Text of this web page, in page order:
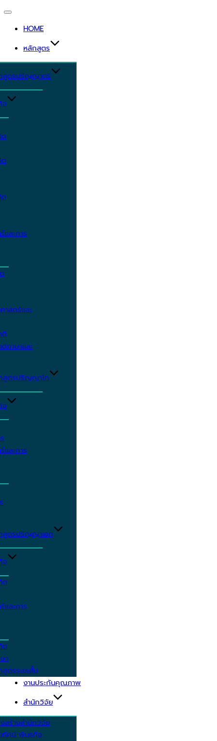
Toggle
navigation
HOME
หลักสูตร
สูตรปริญญาตรี
จ
ต
ต
ต
ละการ
สตร์และ
ติ
ภาษาและ
สูตรปริญญาโท
จ
ละการ
สูตรปริญญาเอก
จ
ต
ละการ
ต
า
ตรระยะสั้น
งานประกันคุณภาพ
สำนักวิจัย
สร้างสำนักวิจัย
ทัศน์ พันธกิจ